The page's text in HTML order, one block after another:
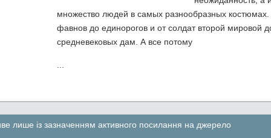
множество людей в самых разнообразных
фавнов до единорогов и от солдат второй мировой
средневековых дам. А все потому
лише із зазначенням активного посилання на джерело